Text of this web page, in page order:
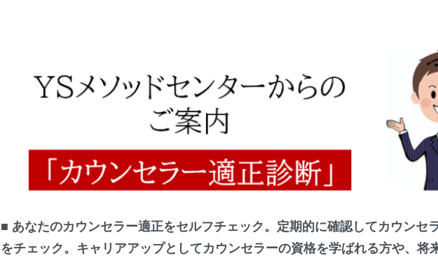
■ あなたのカウンセラー適正をセルフチェック。定期的に確認してカウンセ
をチェック。キャリアアップとしてカウンセラーの資格を学ばれる方や、将